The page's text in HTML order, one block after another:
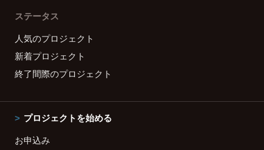
ステータス
人気のプロジェクト
新着プロジェクト
終了間際のプロジェクト
プロジェクトを始める
お申込み